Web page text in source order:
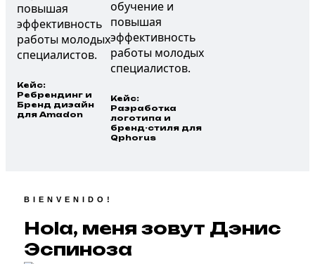
Кейс:
Ребрендинг и
Бренд дизайн
для Amadon
Кейс:
Разработка
логотипа и
бренд-стиля для
Qphorus
BIENVENIDO!
Hola, меня зовут Дэнис
Эспиноза